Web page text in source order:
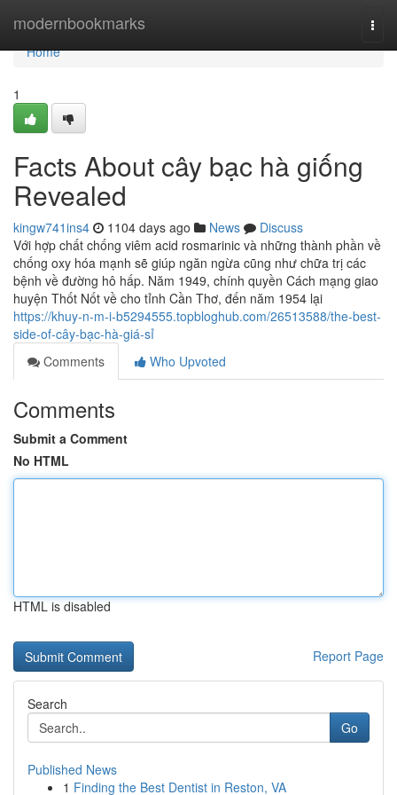
modernbookmarks
Home
Home
1
Facts About cây bạc hà giống
Revealed
kingw741ins4 1104 days ago News
Discuss
Với hợp chất chống viêm acid rosmarinic và những thành phần về
chống oxy hóa mạnh sẽ giúp ngăn ngừa cũng như chữa trị các
bệnh về đường hô hấp. Năm 1949, chính quyền Cách mạng giao
huyện Thốt Nốt về cho tỉnh Cần Thơ, đến năm 1954 lại
https://khuy-n-m-i-b5294555.topbloghub.com/26513588/the-best-
side-of-cây-bạc-hà-giá-sỉ
Comments
Who Upvoted
Comments
Submit a Comment
No HTML
HTML is disabled
Report Page
Search
Go
Published News
1 Finding the Best Dentist in Reston, VA